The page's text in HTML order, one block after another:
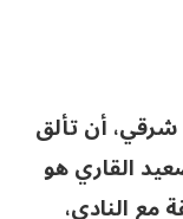
شرقي، أن تألق
القاري هو
مع النادي،